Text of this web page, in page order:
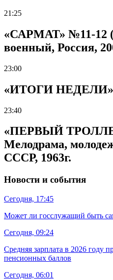
21:25
«САРМАТ» №11-12
военный, Россия,
23:00
«ИТОГИ НЕДЕЛИ»
23:40
«ПЕРВЫЙ
Мелодрама,
СССР, 1963г.
Новости и события
Сегодня, 17:45
Может ли госслужащий быть
Сегодня, 09:24
Средняя зарплата в 2026 году
пенсионных баллов
Сегодня, 06:01